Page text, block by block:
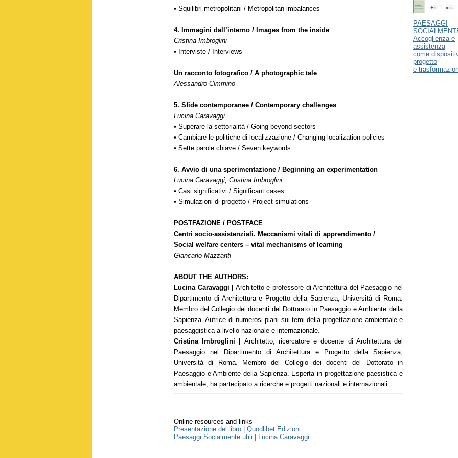
• Squilibri metropolitani / Metropolitan imbalances
4. Immagini dall’interno / Images from the inside
Cristina Imbroglini
• Interviste / Interviews
Un racconto fotografico / A photographic tale
Alessandro Cimmino
5. Sfide contemporanee / Contemporary challenges
Lucina Caravaggi
• Superare la settorialità / Going beyond sectors
• Cambiare le politiche di localizzazione / Changing localization policies
• Sette parole chiave / Seven keywords
6. Avvio di una sperimentazione / Beginning an experimentation
Lucina Caravaggi, Cristina Imbroglini
• Casi significativi / Significant cases
• Simulazioni di progetto / Project simulations
POSTFAZIONE / POSTFACE
Centri socio-assistenziali. Meccanismi vitali di apprendimento /
Social welfare centers – vital mechanisms of learning
Giancarlo Mazzanti
ABOUT THE AUTHORS:
Lucina Caravaggi | Architetto e professore di Architettura del Paesaggio nel
Dipartimento di Architettura e Progetto della Sapienza, Università di Roma.
Membro del Collegio dei docenti del Dottorato in Paesaggio e Ambiente della
Sapienza. Autrice di numerosi piani sui temi della progettazione ambientale e
paesaggistica a livello nazionale e internazionale.
Cristina Imbroglini | Architetto, ricercatore e docente di Architettura del
Paesaggio nel Dipartimento di Architettura e Progetto della Sapienza,
Università di Roma. Membro del Collegio dei docenti del Dottorato in
Paesaggio e Ambiente della Sapienza. Esperta in progettazione paesistica e
ambientale, ha partecipato a ricerche e progetti nazionali e internazionali.
PAESAGGI
Accoglienza e
assistenza
come
progetto
e
Online resources and links
Presentazione del libro | Quodlibet Edizioni
Paesaggi Socialmente utili | Lucina Caravaggi